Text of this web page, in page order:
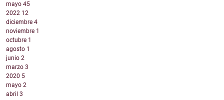
mayo 45
2022 12
diciembre 4
noviembre 1
octubre 1
agosto 1
junio 2
marzo 3
2020 5
mayo 2
abril 3